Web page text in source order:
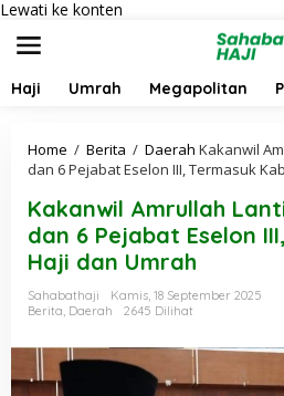
Lewati ke konten
Haji Umrah Megapolitan
Home / Berita / Daerah Kakanwil
dan 6 Pejabat Eselon III, Termasuk
Kakanwil Amrullah
dan 6 Pejabat Eselon
Haji dan Umrah
Sahabathaji
Kamis, 18 September 2025
Berita, Daerah 2645 Dilihat